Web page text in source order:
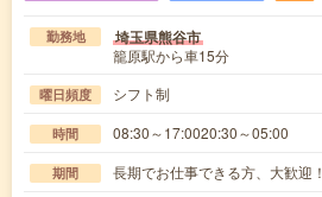
勤務地 埼玉県熊谷市
籠原駅から車15分
曜日頻度 シフト制
時間 08:30～17:0020:30～05:00
期間 長期でお仕事できる方、大歓迎！